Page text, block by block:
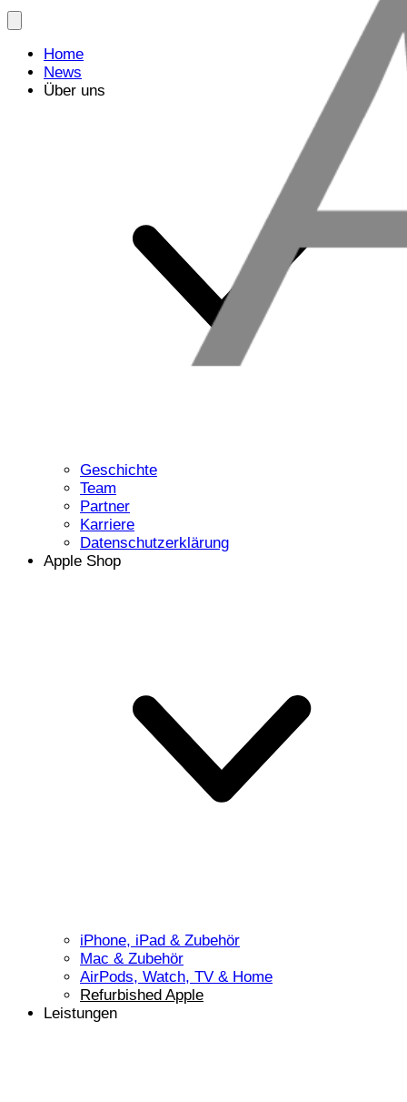
Home
News
Über uns
Geschichte
Team
Partner
Karriere
Datenschutzerklärung
Apple Shop
iPhone, iPad & Zubehör
Mac & Zubehör
AirPods, Watch, TV & Home
Refurbished Apple
Leistungen